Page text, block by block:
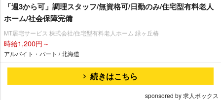
「週3から可」調理スタッフ/無資格可/日勤のみ/住宅型有料老人
ホーム/社会保障完備
MT居宅サービス 株式会社/住宅型有料老人ホーム 緑ヶ丘椿
時給1,200円～
アルバイト・パート / 北海道
続きはこちら
sponsored by 求人ボックス